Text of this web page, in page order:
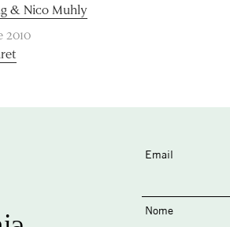
& Nico Muhly
2010
Email
Nome